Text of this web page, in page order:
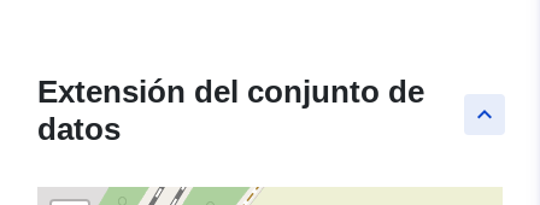
keyboard_arrow_up
Extensión del conjunto de
datos